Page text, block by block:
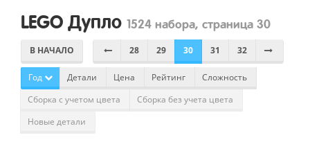
LEGO Дупло 1524 набора, страница 30
В НАЧАЛО 28 29 30 31 32
Год Детали Цена Рейтинг
Сложность
Сборка с учетом цвета
Сборка без учета цвета
Новые детали